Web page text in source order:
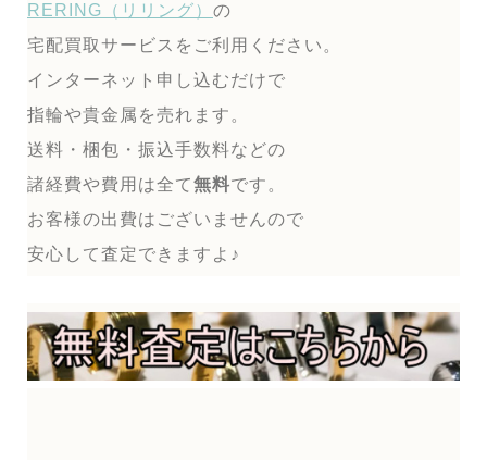
RERING（リリング） の
宅配買取サービスをご利用ください。
インターネット申し込むだけで
指輪や貴金属を売れます。
送料・梱包・振込手数料などの
諸経費や費用は全て無料です。
お客様の出費はございませんので
安心して査定できますよ♪